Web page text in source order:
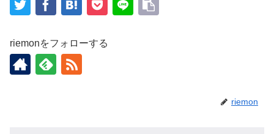
riemonをフォローする
riemon